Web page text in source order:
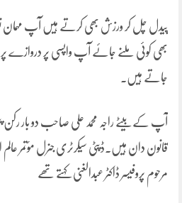
پیدل چل کر ورزش بھی کرتے ہیں آپ
بھی کوئی ملنے جائے آپ واپسی پر دروازے پر
جاتے ہیں۔
آپ کے بیٹے راجہ محمد علی صاحب دو بار رکن
قانون دان ہیں۔ڈپٹی سیکرٹری جنرل مؤتمر عالم
مرحوم پروفیسر ڈاکٹر عبدالغنی کہتے تھے